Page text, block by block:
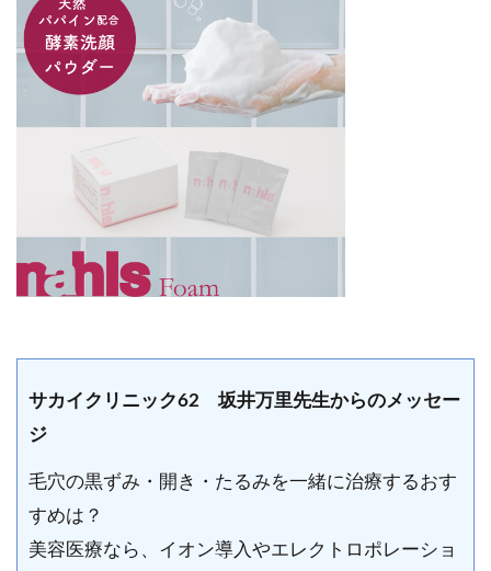
サカイクリニック62 坂井万里先生からのメッセー
ジ
毛穴の黒ずみ・開き・たるみを一緒に治療するおす
すめは？
美容医療なら、イオン導入やエレクトロポレーショ